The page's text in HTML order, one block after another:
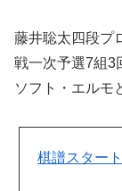
藤井聡太四段プ
戦一次予選7組3
ソフト・エルモ
棋譜スター